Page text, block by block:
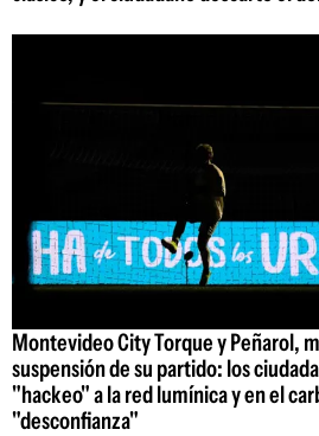
Montevideo City Torque y Peñarol,
suspensión de su partido: los
"hackeo" a la red lumínica y en el
"desconfianza"